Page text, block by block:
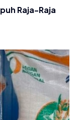
Raja-Raja